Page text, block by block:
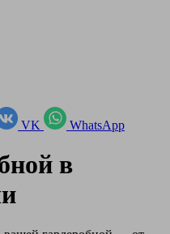
VK WhatsApp
в